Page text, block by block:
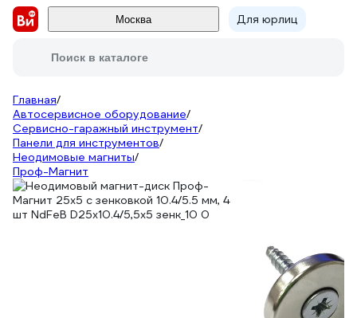
Москва Для юрлиц
Поиск в каталоге
Главная/
Автосервисное оборудование/
Сервисно-гаражный инструмент/
Панели для инструментов/
Неодимовые магниты/
Проф-Магнит